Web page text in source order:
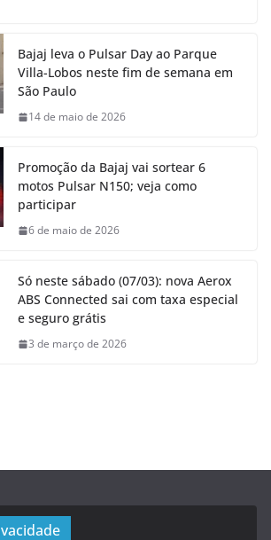
Bajaj leva o Pulsar Day ao Parque
Villa-Lobos neste fim de semana em
São Paulo
14 de maio de 2026
Promoção da Bajaj vai sortear 6
motos Pulsar N150; veja como
participar
6 de maio de 2026
Só neste sábado (07/03): nova Aerox
ABS Connected sai com taxa especial
e seguro grátis
3 de março de 2026